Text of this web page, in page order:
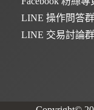
LINE 操作問答群
LINE 交易討論群